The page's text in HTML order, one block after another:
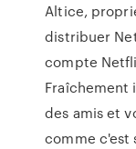
Altice,
distribuer
compte
Fraîchement
des amis et
comme c'est